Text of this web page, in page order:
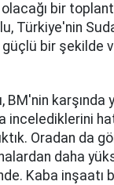
bir
Türkiye'nin
bir şekilde
BM'nin karşında
incelediklerini
Oradan da
daha
Kaba inşaatı